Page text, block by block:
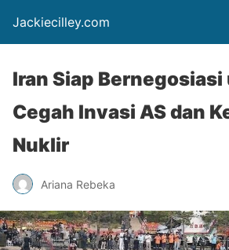
Jackiecilley.com
Iran Siap
Cegah Invasi AS dan
Nuklir
Ariana Rebeka